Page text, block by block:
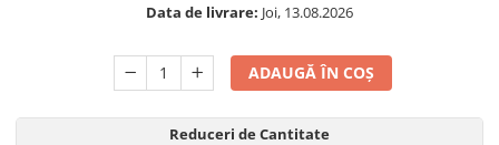
Data de livrare: Joi, 13.08.2026
ADAUGĂ ÎN COȘ
Reduceri de Cantitate